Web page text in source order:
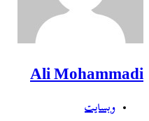
Ali Mohammadi
وبسایت